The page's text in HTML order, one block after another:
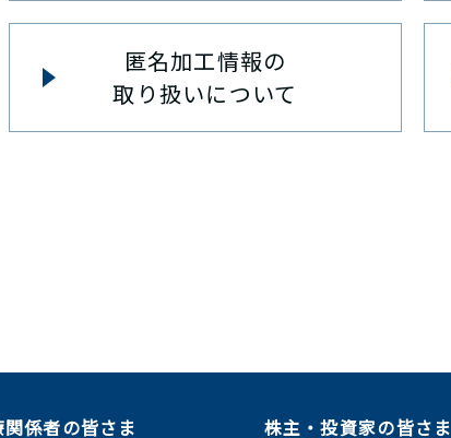
匿名加工情報の
取り扱いについて
関係者の皆さま 株主・投資家の皆さま